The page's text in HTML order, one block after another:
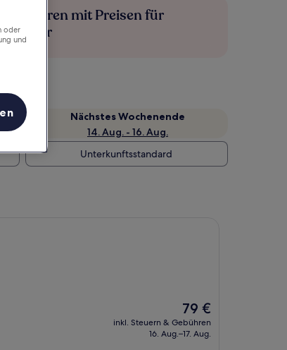
sparen mit Preisen für
Nächstes Wochenende
14. Aug. - 16. Aug.
Unterkunftsstandard
Der
Preis
beträgt
79 €
inkl. Steuern & Gebühren
16. Aug.–17. Aug.
oder
und